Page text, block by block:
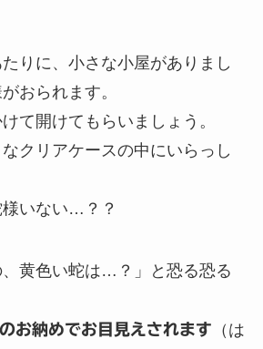
りに、小さな小屋がありまし
おられます。
て開けてもらいましょう。
クリアケースの中にいらっし
いない…？？
黄色い蛇は…？」と恐る恐る
お納めでお目見えされます
（は